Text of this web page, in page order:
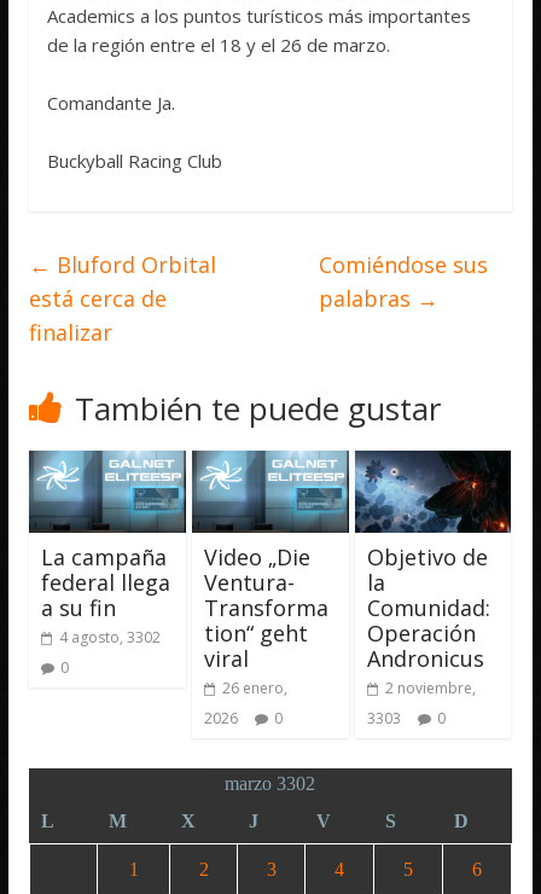
Academics a los puntos turísticos más importantes
de la región entre el 18 y el 26 de marzo.
Comandante Ja.
Buckyball Racing Club
← Bluford Orbital
está cerca de
finalizar
Comiéndose sus
palabras →
También te puede gustar
La campaña
federal llega
a su fin
4 agosto, 3302
0
Video „Die
Ventura-
Transforma
tion“ geht
viral
26 enero,
2026
0
Objetivo de
la
Comunidad:
Operación
Andronicus
2 noviembre,
3303
0
marzo 3302
L
M X J V S D
1 2 3 4 5 6